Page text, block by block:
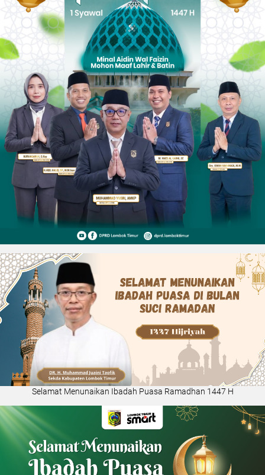
Selamat Menunaikan Ibadah Puasa Ramadhan 1447 H